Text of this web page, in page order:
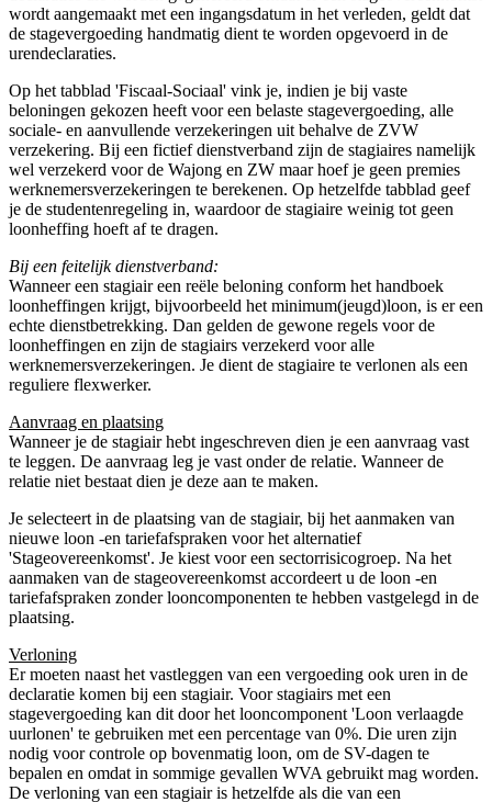
wordt aangemaakt met een ingangsdatum in het verleden, geldt dat
de stagevergoeding handmatig dient te worden opgevoerd in de
urendeclaraties.
Op het tabblad 'Fiscaal-Sociaal' vink je, indien je bij vaste
beloningen gekozen heeft voor een belaste stagevergoeding, alle
sociale- en aanvullende verzekeringen uit behalve de ZVW
verzekering. Bij een fictief dienstverband zijn de stagiaires namelijk
wel verzekerd voor de Wajong en ZW maar hoef je geen premies
werknemersverzekeringen te berekenen. Op hetzelfde tabblad geef
je de studentenregeling in, waardoor de stagiaire weinig tot geen
loonheffing hoeft af te dragen.
Bij een feitelijk dienstverband:
Wanneer een stagiair een reële beloning conform het handboek
loonheffingen krijgt, bijvoorbeeld het minimum(jeugd)loon, is er een
echte dienstbetrekking. Dan gelden de gewone regels voor de
loonheffingen en zijn de stagiairs verzekerd voor alle
werknemersverzekeringen. Je dient de stagiaire te verlonen als een
reguliere flexwerker.
Aanvraag en plaatsing
Wanneer je de stagiair hebt ingeschreven dien je een aanvraag vast
te leggen. De aanvraag leg je vast onder de relatie. Wanneer de
relatie niet bestaat dien je deze aan te maken.
Je selecteert in de plaatsing van de stagiair, bij het aanmaken van
nieuwe loon -en tariefafspraken voor het alternatief
'Stageovereenkomst'. Je kiest voor een sectorrisicogroep. Na het
aanmaken van de stageovereenkomst accordeert u de loon -en
tariefafspraken zonder looncomponenten te hebben vastgelegd in de
plaatsing.
Verloning
Er moeten naast het vastleggen van een vergoeding ook uren in de
declaratie komen bij een stagiair. Voor stagiairs met een
stagevergoeding kan dit door het looncomponent 'Loon verlaagde
uurlonen' te gebruiken met een percentage van 0%. Die uren zijn
nodig voor controle op bovenmatig loon, om de SV-dagen te
bepalen en omdat in sommige gevallen WVA gebruikt mag worden.
De verloning van een stagiair is hetzelfde als die van een